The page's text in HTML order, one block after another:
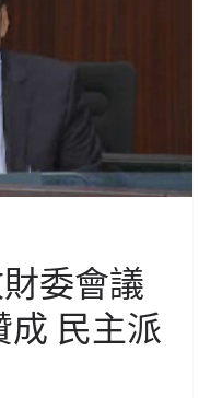
委會議
成 民主派